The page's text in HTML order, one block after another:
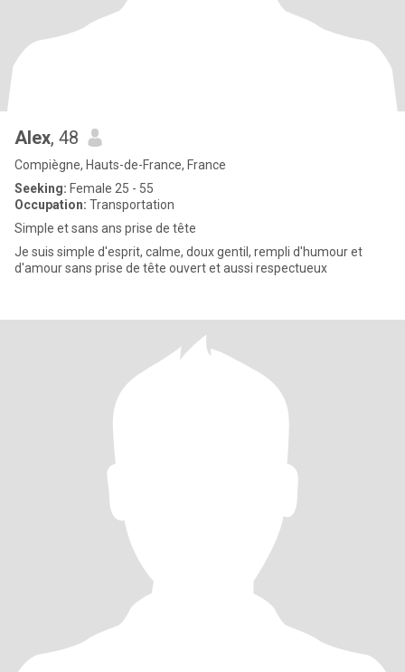
Alex, 48
Compiègne, Hauts-de-France, France
Seeking: Female 25 - 55
Occupation: Transportation
Simple et sans ans prise de tête
Je suis simple d'esprit, calme, doux gentil, rempli d'humour et
d'amour sans prise de tête ouvert et aussi respectueux